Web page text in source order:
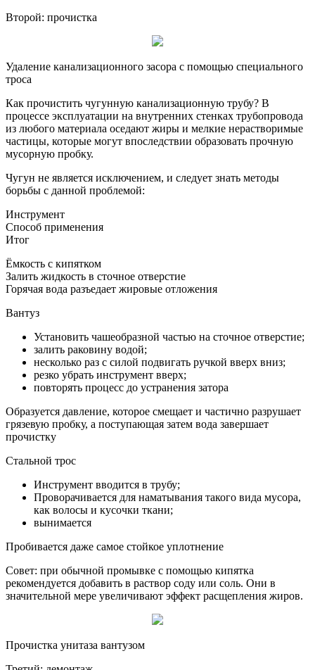
Второй: прочистка
Удаление канализационного засора с помощью специального
троса
Как прочистить чугунную канализационную трубу? В
процессе эксплуатации на внутренних стенках трубопровода
из любого материала оседают жиры и мелкие нерастворимые
частицы, которые могут впоследствии образовать прочную
мусорную пробку.
Чугун не является исключением, и следует знать методы
борьбы с данной проблемой:
Инструмент
Способ применения
Итог
Ёмкость с кипятком
Залить жидкость в сточное отверстие
Горячая вода разъедает жировые отложения
Вантуз
Установить чашеобразной частью на сточное отверстие;
залить раковину водой;
несколько раз с силой подвигать ручкой вверх вниз;
резко убрать инструмент вверх;
повторять процесс до устранения затора
Образуется давление, которое смещает и частично разрушает
грязевую пробку, а поступающая затем вода завершает
прочистку
Стальной трос
Инструмент вводится в трубу;
Проворачивается для наматывания такого вида мусора,
как волосы и кусочки ткани;
вынимается
Пробивается даже самое стойкое уплотнение
Совет: при обычной промывке с помощью кипятка
рекомендуется добавить в раствор соду или соль. Они в
значительной мере увеличивают эффект расщепления жиров.
Прочистка унитаза вантузом